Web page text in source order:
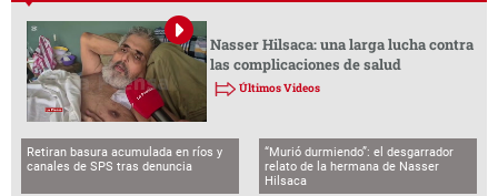
Nasser Hilsaca: una larga lucha contra
las complicaciones de salud
Últimos Videos
Retiran basura acumulada en ríos y
canales de SPS tras denuncia
“Murió durmiendo”: el desgarrador
relato de la hermana de Nasser
Hilsaca